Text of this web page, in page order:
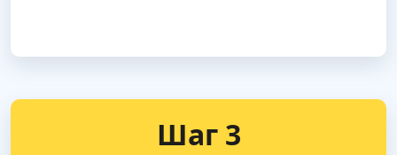
Шаг 3